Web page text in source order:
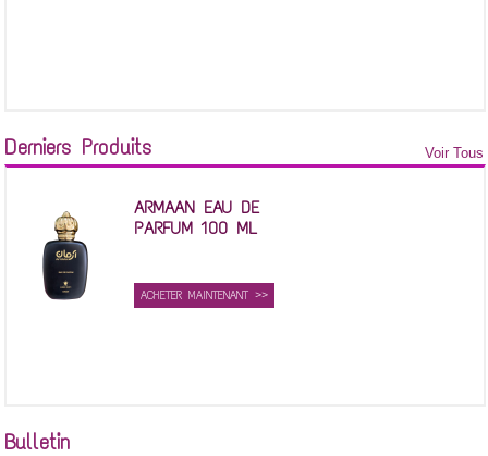
Derniers Produits Voir Tous
ARMAAN EAU DE
PARFUM 100 ML
ACHETER MAINTENANT >>
Bulletin